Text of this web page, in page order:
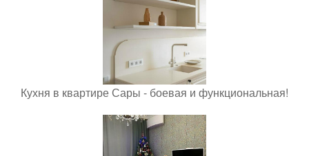
Кухня в квартире Сары - боевая и функциональная!